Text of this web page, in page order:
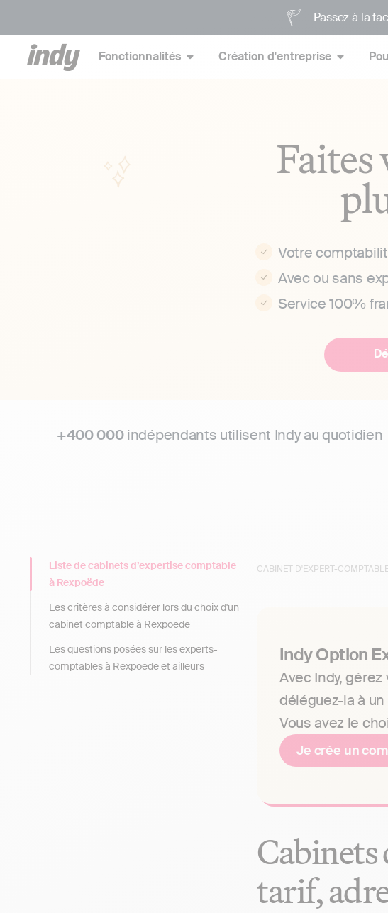
Passez à la
Fonctionnalités Création d'entreprise
Votre
Avec ou sans
Service 100%
+400 000indépendants utilisent Indy au quotidien
CABINET D'EXPERT-
Indy Option
Avec Indy,
déléguez-la à
Vous avez le
Je crée un
Cabinets
tarif,
Liste de cabinets d’expertise comptable
à Rexpoëde
Les critères à considérer lors du choix d'un
cabinet comptable à Rexpoëde
Les questions posées sur les experts-
comptables à Rexpoëde et ailleurs